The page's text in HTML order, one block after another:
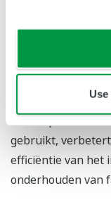
HART-
geïntegreerde
Yokogawa. Ook
Wanneer het
beheerpakket
gebruikt,
efficiëntie van het
onderhouden van